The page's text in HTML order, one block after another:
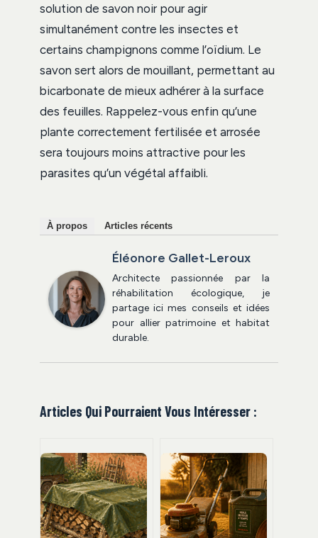
solution de savon noir pour agir
simultanément contre les insectes et
certains champignons comme l’oïdium. Le
savon sert alors de mouillant, permettant au
bicarbonate de mieux adhérer à la surface
des feuilles. Rappelez-vous enfin qu’une
plante correctement fertilisée et arrosée
sera toujours moins attractive pour les
parasites qu’un végétal affaibli.
À propos Articles récents
Éléonore Gallet-Leroux
Architecte passionnée par la
réhabilitation écologique, je
partage ici mes conseils et idées
pour allier patrimoine et habitat
durable.
Articles Qui Pourraient Vous Intéresser :